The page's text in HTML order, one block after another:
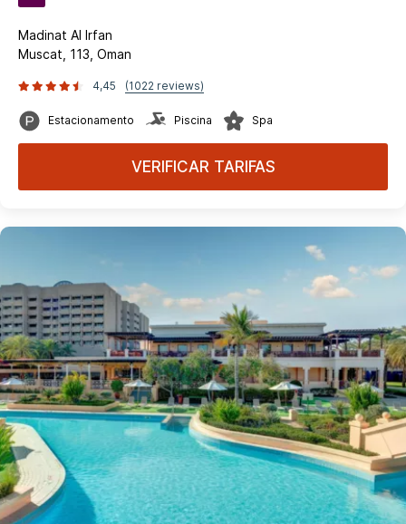
Madinat Al Irfan
Muscat, 113, Oman
4,45 (1022 reviews)
Estacionamento Piscina Spa
VERIFICAR TARIFAS